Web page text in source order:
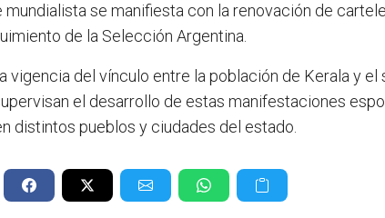
se manifiesta con la renovación de
de la Selección Argentina.
vigencia del vínculo entre la población de Kerala y el
el desarrollo de estas manifestaciones
distintos pueblos y ciudades del estado.